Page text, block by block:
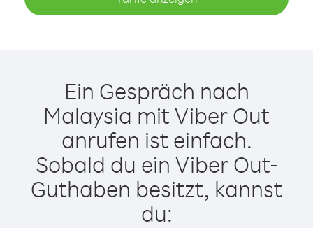
Ein Gespräch nach
Malaysia mit Viber Out
anrufen ist einfach.
Sobald du ein Viber Out-
Guthaben besitzt, kannst
du: